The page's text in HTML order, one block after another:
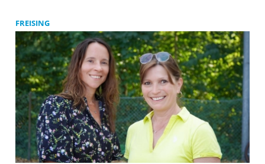
steht das Thema »Musikschulen im Ganztag«.
FREISING